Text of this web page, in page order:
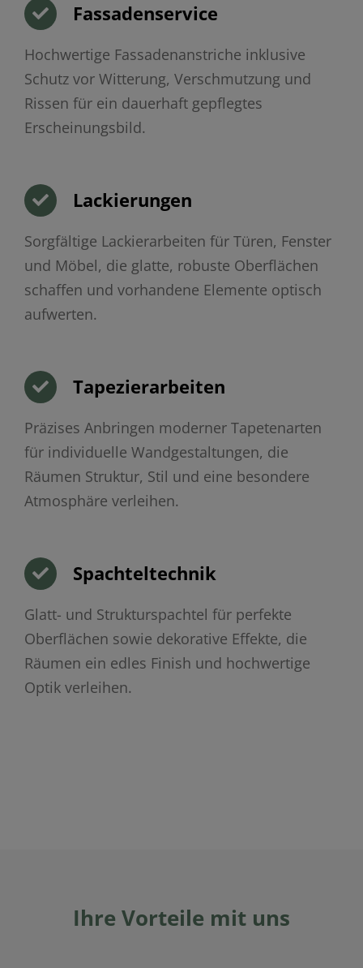
Fassadenservice
Hochwertige Fassadenanstriche inklusive
Schutz vor Witterung, Verschmutzung und
Rissen für ein dauerhaft gepflegtes
Erscheinungsbild.
Lackierungen
Sorgfältige Lackierarbeiten für Türen, Fenster
und Möbel, die glatte, robuste Oberflächen
schaffen und vorhandene Elemente optisch
aufwerten.
Tapezierarbeiten
Präzises Anbringen moderner Tapetenarten
für individuelle Wandgestaltungen, die
Räumen Struktur, Stil und eine besondere
Atmosphäre verleihen.
Spachteltechnik
Glatt- und Strukturspachtel für perfekte
Oberflächen sowie dekorative Effekte, die
Räumen ein edles Finish und hochwertige
Optik verleihen.
Ihre Vorteile mit uns